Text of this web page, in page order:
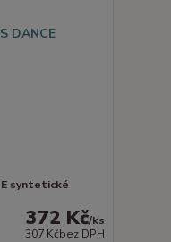
syntetické
372 Kč/ks
307 Kčbez DPH